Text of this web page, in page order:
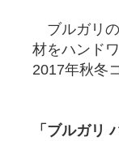
ブルガリの
材をハンド
2017年秋冬
「ブルガリ